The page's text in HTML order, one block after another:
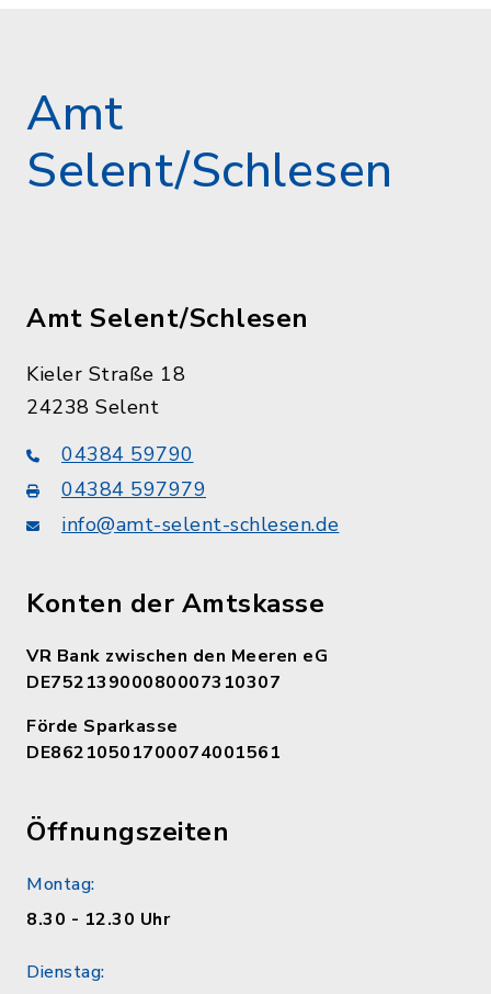
Amt
Selent/Schlesen
Amt Selent/Schlesen
Kieler Straße 18
24238 Selent
04384 59790
04384 597979
info@amt-selent-schlesen.de
Konten der Amtskasse
VR Bank zwischen den Meeren eG
DE75213900080007310307
Förde Sparkasse
DE86210501700074001561
Öffnungszeiten
Montag:
8.30 - 12.30 Uhr
Dienstag: